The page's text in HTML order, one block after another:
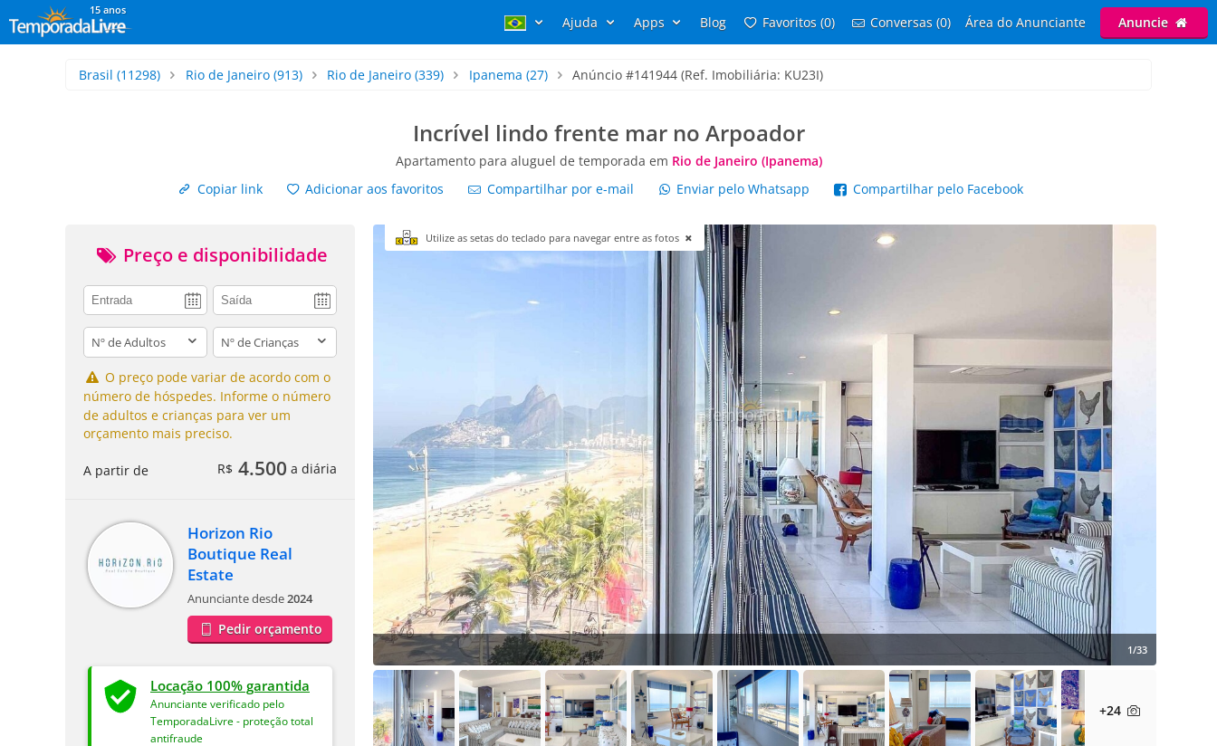
15 anos
Ajuda Apps Blog Favoritos (0) Conversas (0) Área do Anunciante Anuncie
Brasil (11298) Rio de Janeiro(913) Rio de Janeiro (339) Ipanema (27) Anúncio #141944 (Ref. Imobiliária: KU23I)
Incrível lindo frente mar no Arpoador
Apartamento para aluguel de temporada em Rio de Janeiro (Ipanema)
Copiar link
Adicionar aos favoritos Compartilhar por e-mail Enviar pelo Whatsapp Compartilhar pelo Facebook
Preço e disponibilidade
adults children
O preço pode variar de acordo com o
número de hóspedes. Informe o número
de adultos e crianças para ver um
orçamento mais preciso.
A partir de R$ 4.500 a diária
Horizon Rio
Boutique Real
Estate
Anunciante desde2024
Pedir orçamento
Locação 100% garantida
Anunciante verificado pelo
TemporadaLivre - proteção total
antifraude
Utilize as setas do teclado para navegar entre as fotos
1/33
+24